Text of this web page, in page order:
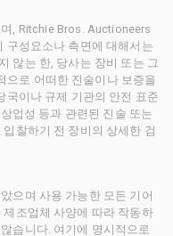
, Ritchie Bros. Auctioneers
구성요소나 측면에 대해서는
않는 한, 당사는 장비 또는 그
으로 어떠한 진술이나 보증을
국이나 규제 기관의 안전 표준
업성 등과 관련된 진술 또는
찰하기 전 장비의 상세한 검
으며 사용 가능한 모든 기어
조업체 사양에 따라 작동하
습니다. 여기에 명시적으로